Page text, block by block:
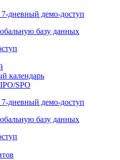
7-дневный
базу данных
SPO
7-дневный
базу данных